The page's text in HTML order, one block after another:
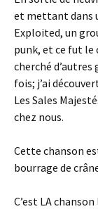
et mettant dans
Exploited, un
punk, et ce fut le
cherché
fois; j’ai
Les Sales
chez nous.
Cette chanson
bourrage de
C’est LA